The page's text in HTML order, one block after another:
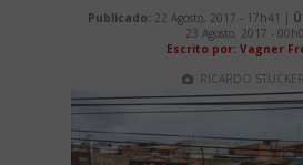
Publicado: 22 Agosto, 2017 - 17h41 |
23 Agosto, 2017 -
Escrito por: Vagner
RICARDO